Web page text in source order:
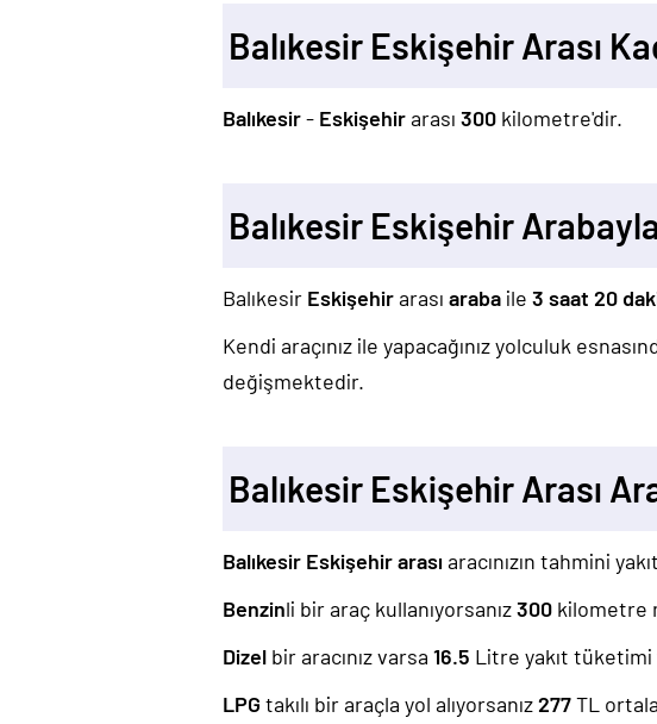
Balıkesir Eskişehir Arası
Balıkesir- Eskişehirarası 300 kilometre'dir.
Balıkesir Eskişehir
Balıkesir Eskişehirarası araba ile 3 saat 20
Kendi araçınız ile yapacağınız yolculuk
değişmektedir.
Balıkesir Eskişehir Arası
Balıkesir Eskişehir arasıaracınızın tahmini
Benzinli bir araç kullanıyorsanız300 kilometre
Dizel bir aracınız varsa 16.5 Litre yakıt tüketimi
LPG takılı bir araçla yol alıyorsanız277TL